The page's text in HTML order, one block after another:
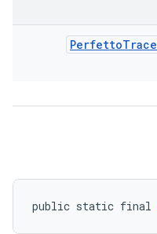
PerfettoTrace
public static final